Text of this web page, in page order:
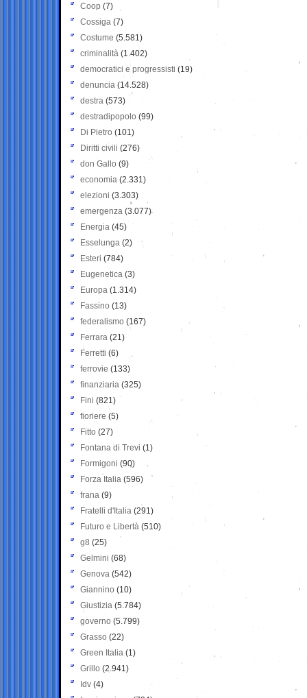
Coop (7)
Cossiga (7)
Costume (5.581)
criminalità (1.402)
democratici e progressisti (19)
denuncia (14.528)
destra (573)
destradipopolo (99)
Di Pietro (101)
Diritti civili (276)
don Gallo (9)
economia (2.331)
elezioni (3.303)
emergenza (3.077)
Energia (45)
Esselunga (2)
Esteri (784)
Eugenetica (3)
Europa (1.314)
Fassino (13)
federalismo (167)
Ferrara (21)
Ferretti (6)
ferrovie (133)
finanziaria (325)
Fini (821)
fioriere (5)
Fitto (27)
Fontana di Trevi (1)
Formigoni (90)
Forza Italia (596)
frana (9)
Fratelli d'Italia (291)
Futuro e Libertà (510)
g8 (25)
Gelmini (68)
Genova (542)
Giannino (10)
Giustizia (5.784)
governo (5.799)
Grasso (22)
Green Italia (1)
Grillo (2.941)
Idv (4)